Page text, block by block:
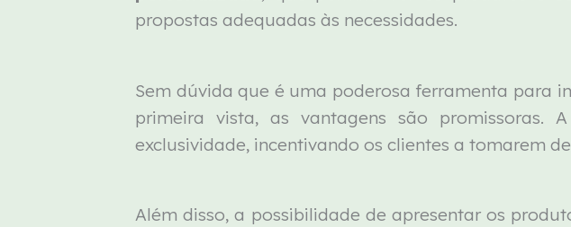
propostas adequadas às necessidades.
Sem dúvida que é uma poderosa ferramenta para
primeira vista, as vantagens são promissoras.
exclusividade, incentivando os clientes a tomarem
Além disso, a possibilidade de apresentar os